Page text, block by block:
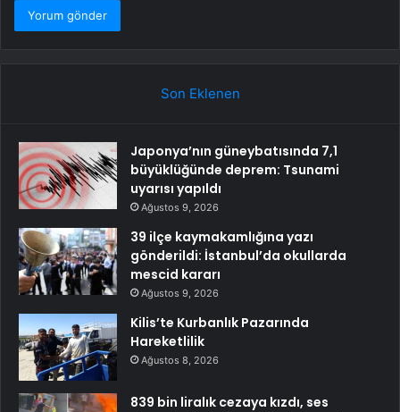
Son Eklenen
Japonya’nın güneybatısında 7,1
büyüklüğünde deprem: Tsunami
uyarısı yapıldı
Ağustos 9, 2026
39 ilçe kaymakamlığına yazı
gönderildi: İstanbul’da okullarda
mescid kararı
Ağustos 9, 2026
Kilis’te Kurbanlık Pazarında
Hareketlilik
Ağustos 8, 2026
839 bin liralık cezaya kızdı, ses